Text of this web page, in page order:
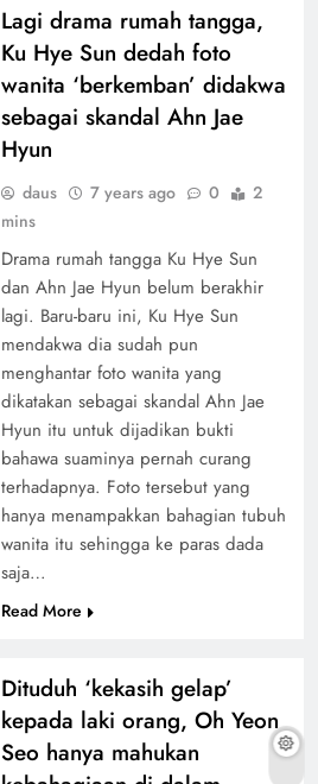
Lagi drama rumah tangga,
Ku Hye Sun dedah foto
wanita ‘berkemban’ didakwa
sebagai skandal Ahn Jae
Hyun
daus 7 years ago 0
2
mins
Drama rumah tangga Ku Hye Sun
dan Ahn Jae Hyun belum berakhir
lagi. Baru-baru ini, Ku Hye Sun
mendakwa dia sudah pun
menghantar foto wanita yang
dikatakan sebagai skandal Ahn Jae
Hyun itu untuk dijadikan bukti
bahawa suaminya pernah curang
terhadapnya. Foto tersebut yang
hanya menampakkan bahagian tubuh
wanita itu sehingga ke paras dada
saja…
Read More
Dituduh ‘kekasih gelap’
kepada laki orang, Oh Yeon
Seo hanya mahukan